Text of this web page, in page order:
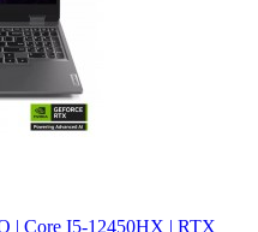
| Core I5-12450HX | RTX